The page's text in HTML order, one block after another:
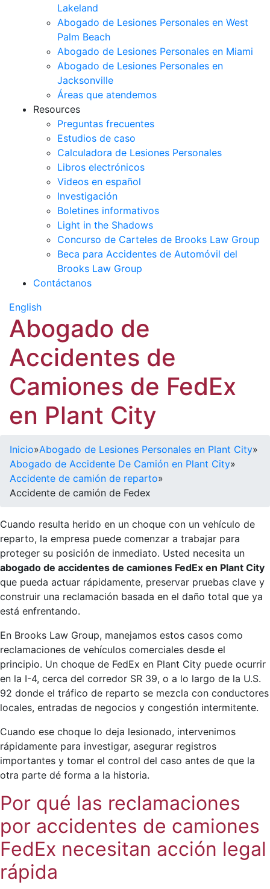
Lakeland
Abogado de Lesiones Personales en West
Palm Beach
Abogado de Lesiones Personales en Miami
Abogado de Lesiones Personales en
Jacksonville
Áreas que atendemos
Resources
Preguntas frecuentes
Estudios de caso
Calculadora de Lesiones Personales
Libros electrónicos
Videos en español
Investigación
Boletines informativos
Light in the Shadows
Concurso de Carteles de Brooks Law Group
Beca para Accidentes de Automóvil del
Brooks Law Group
Contáctanos
English
Abogado de
Accidentes de
Camiones de FedEx
en Plant City
Inicio»Abogado de Lesiones Personales en Plant City»
Abogado de Accidente De Camión en Plant City»
Accidente de camión de reparto»
Accidente de camión de Fedex
Cuando resulta herido en un choque con un vehículo de
reparto, la empresa puede comenzar a trabajar para
proteger su posición de inmediato. Usted necesita un
abogado de accidentes de camiones FedEx en Plant City
que pueda actuar rápidamente, preservar pruebas clave y
construir una reclamación basada en el daño total que ya
está enfrentando.
En Brooks Law Group, manejamos estos casos como
reclamaciones de vehículos comerciales desde el
principio. Un choque de FedEx en Plant City puede ocurrir
en la I-4, cerca del corredor SR 39, o a lo largo de la U.S.
92 donde el tráfico de reparto se mezcla con conductores
locales, entradas de negocios y congestión intermitente.
Cuando ese choque lo deja lesionado, intervenimos
rápidamente para investigar, asegurar registros
importantes y tomar el control del caso antes de que la
otra parte dé forma a la historia.
Por qué las reclamaciones
por accidentes de camiones
FedEx necesitan acción legal
rápida